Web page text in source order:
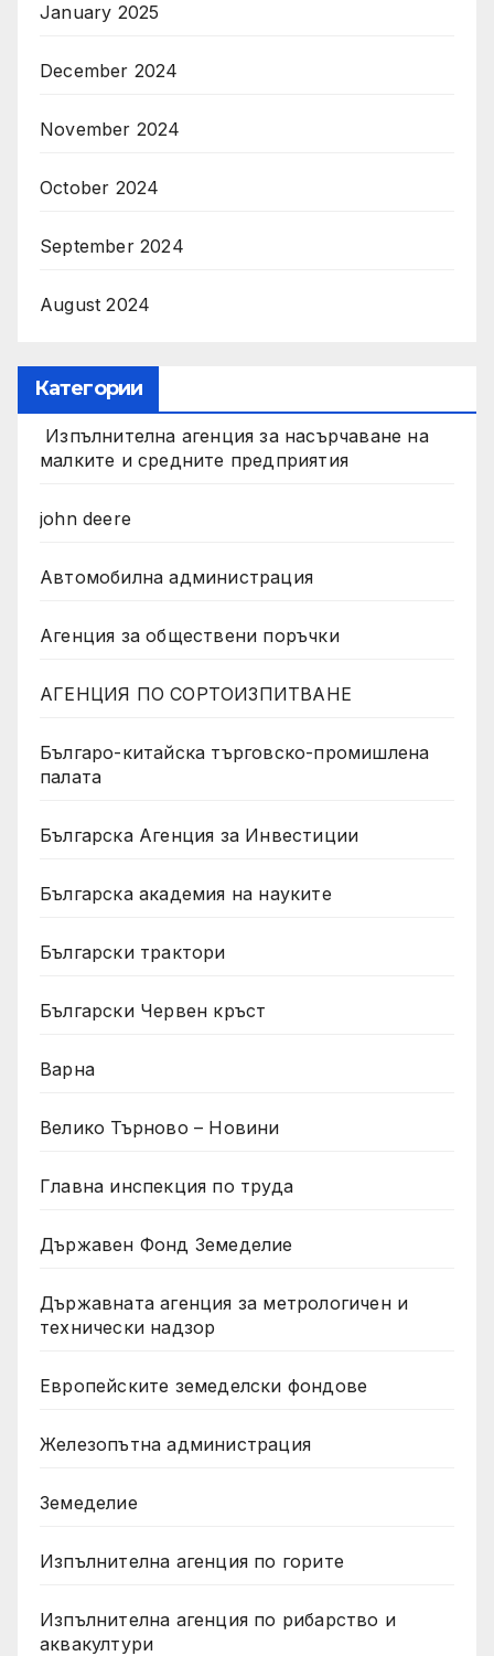
January 2025
December 2024
November 2024
October 2024
September 2024
August 2024
Категории
Изпълнителна агенция за насърчаване на
малките и средните предприятия
john deere
Автомобилна администрация
Агенция за обществени поръчки
АГЕНЦИЯ ПО СОРТОИЗПИТВАНЕ
Българо-китайска търговско-промишлена
палата
Българска Агенция за Инвестиции
Българска академия на науките
Български трактори
Български Червен кръст
Варна
Велико Търново – Новини
Главна инспекция по труда
Държавен Фонд Земеделие
Държавната агенция за метрологичен и
технически надзор
Европейските земеделски фондове
Железопътна администрация
Земеделие
Изпълнителна агенция по горите
Изпълнителна агенция по рибарство и
аквакултури